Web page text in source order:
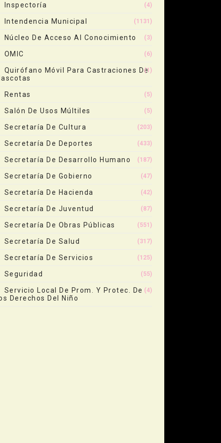
Inspectoría (4)
Intendencia Municipal (1131)
Núcleo De Acceso Al Conocimiento (3)
OMIC (6)
Quirófano Móvil Para Castraciones De(1)
Rentas (5)
Salón De Usos Múltiles (5)
Secretaría De Cultura (203)
Secretaría De Deportes (433)
Secretaría De Desarrollo Humano (187)
Secretaría De Gobierno (47)
Secretaría De Hacienda (42)
Secretaría De Juventud (87)
Secretaría De Obras Públicas (551)
Secretaría De Salud (317)
Secretaría De Servicios (125)
Seguridad (55)
Servicio Local De Prom. Y Protec. De
Derechos Del Niño
(4)